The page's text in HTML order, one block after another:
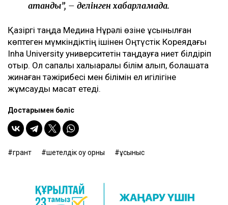
атанды”, – делінген хабарламада.
Қазіргі таңда Медина Нұрәлі өзіне ұсынылған
көптеген мүмкіндіктің ішінен Оңтүстік Кореядағы
Inha University университетін таңдауға ниет білдіріп
отыр. Ол сапалы халықаралық білім алып, болашақта
жинаған тәжірибесі мен білімін ел игілігіне
жұмсауды мақсат етеді.
Достарыңмен бөліс
грант шетелдік оқу орны ұсыныс